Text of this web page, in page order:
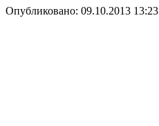
Опубликовано: 09.10.2013 13:23